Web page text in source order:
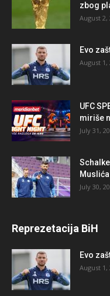
zbog
August 2,
Evo
August 1,
UFC
miriše
July 31,
Muslića
July 30,
Reprezetacija BiH
Evo
August 1,